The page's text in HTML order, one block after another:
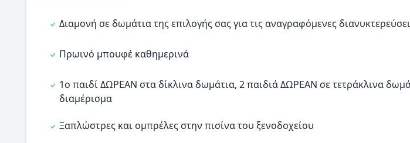
Διαμονή σε δωμάτια της επιλογής σας για τις αναγραφόμενες
Πρωινό μπουφέ καθημερινά
1ο παιδί ΔΩΡΕΑΝ στα δίκλινα δωμάτια, 2 παιδιά ΔΩΡΕΑΝ σε τετράκλινα
διαμέρισμα
Ξαπλώστρες και ομπρέλες στην πισίνα του ξενοδοχείου